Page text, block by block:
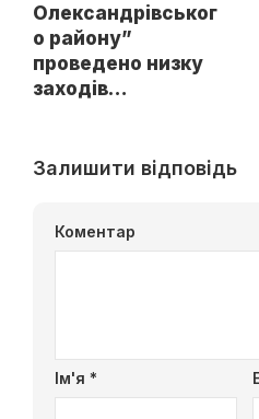
Олександрівськог
о району”
проведено низку
заходів…
Залишити відповідь
Коментар
Ім'я *